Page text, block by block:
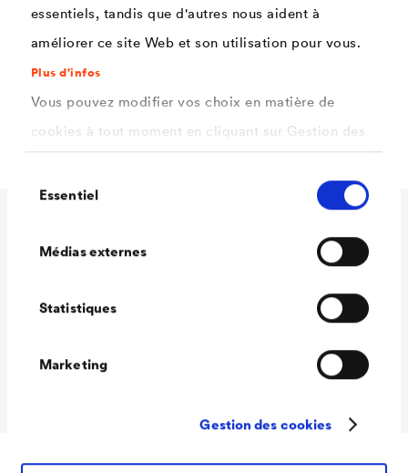
essentiels, tandis que d'autres nous aident à
améliorer ce site Web et son utilisation pour vous.
Plus d'infos
Vous pouvez modifier vos choix en matière de
cookies à tout moment en cliquant sur Gestion des
informations dans notre
politique de confidentialité
Sélectionnez les cookies que vous souhaitez
duEssentiel
Médias externes
Statistiques
Marketing
Gestion des cookies
du pétrole, rouille, sels de zinc, suie...
Inodore - Sans COV
Caractéristiques